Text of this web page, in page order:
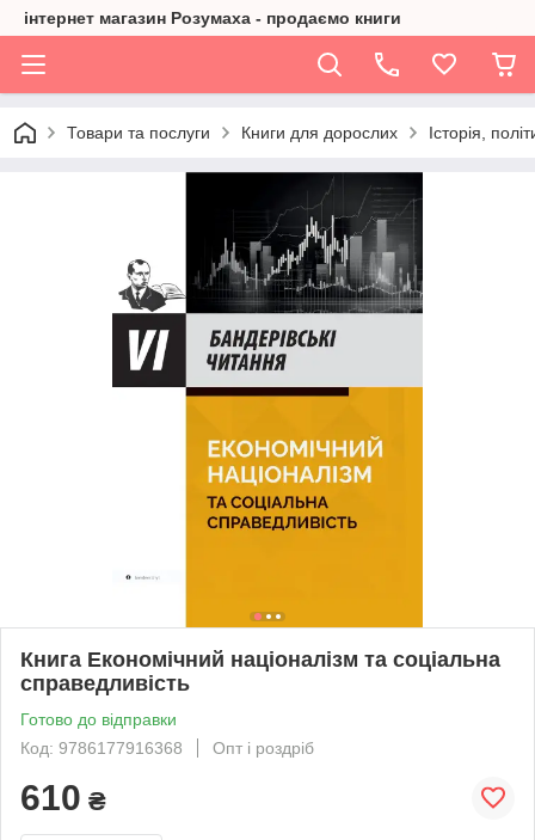
інтернет магазин Розумаха - продаємо книги
Товари та послуги Книги для дорослих Історія,
Книга Економічний націоналізм та соціальна
справедливість
Готово до відправки
Код: 9786177916368
Опт і роздріб
610 ₴